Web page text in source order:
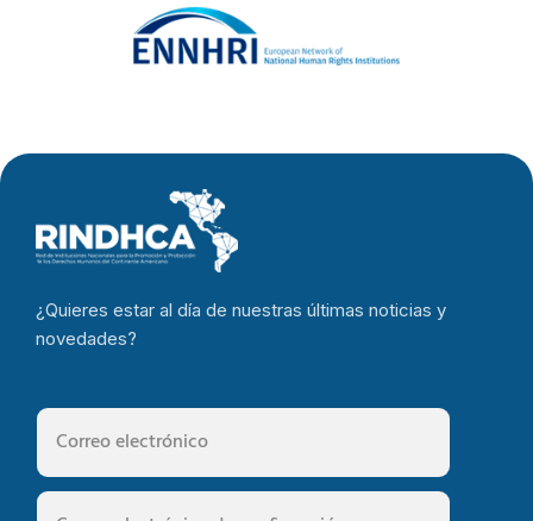
¿Quieres estar al día de nuestras últimas noticias y
novedades?